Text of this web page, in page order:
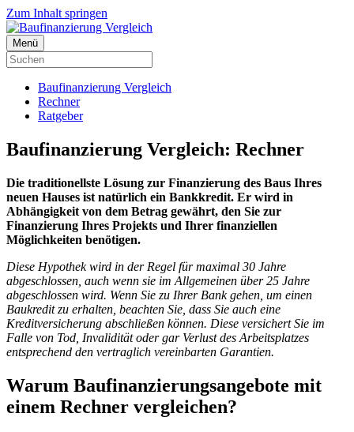
Zum Inhalt springen
Menü
Baufinanzierung Vergleich
Rechner
Ratgeber
Baufinanzierung Vergleich: Rechner
Die traditionellste Lösung zur Finanzierung des Baus Ihres
neuen Hauses ist natürlich ein Bankkredit. Er wird in
Abhängigkeit von dem Betrag gewährt, den Sie zur
Finanzierung Ihres Projekts und Ihrer finanziellen
Möglichkeiten benötigen.
Diese Hypothek wird in der Regel für maximal 30 Jahre
abgeschlossen, auch wenn sie im Allgemeinen über 25 Jahre
abgeschlossen wird. Wenn Sie zu Ihrer Bank gehen, um einen
Baukredit zu erhalten, beachten Sie, dass Sie auch eine
Kreditversicherung abschließen können. Diese versichert Sie im
Falle von Tod, Invalidität oder gar Verlust des Arbeitsplatzes
entsprechend den vertraglich vereinbarten Garantien.
Warum Baufinanzierungsangebote mit
einem Rechner vergleichen?